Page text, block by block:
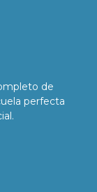
de
perfecta